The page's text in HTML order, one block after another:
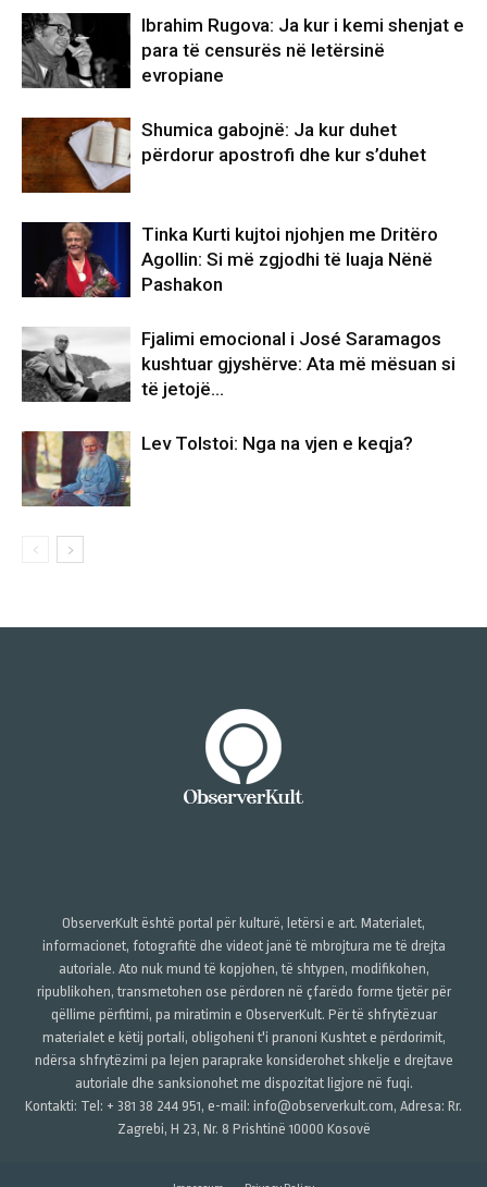
Ibrahim Rugova: Ja kur i kemi shenjat e
para të censurës në letërsinë
evropiane
Shumica gabojnë: Ja kur duhet
përdorur apostrofi dhe kur s’duhet
Tinka Kurti kujtoi njohjen me Dritëro
Agollin: Si më zgjodhi të luaja Nënë
Pashakon
Fjalimi emocional i José Saramagos
kushtuar gjyshërve: Ata më mësuan si
të jetojë…
Lev Tolstoi: Nga na vjen e keqja?
ObserverKult është portal për kulturë, letërsi e art. Materialet,
informacionet, fotografitë dhe videot janë të mbrojtura me të drejta
autoriale. Ato nuk mund të kopjohen, të shtypen, modifikohen,
ripublikohen, transmetohen ose përdoren në çfarëdo forme tjetër për
qëllime përfitimi, pa miratimin e ObserverKult. Për të shfrytëzuar
materialet e këtij portali, obligoheni t'i pranoni Kushtet e përdorimit,
ndërsa shfrytëzimi pa lejen paraprake konsiderohet shkelje e drejtave
autoriale dhe sanksionohet me dispozitat ligjore në fuqi.
Kontakti: Tel: + 381 38 244 951, e-mail: info@observerkult.com, Adresa: Rr.
Zagrebi, H 23, Nr. 8 Prishtinë 10000 Kosovë